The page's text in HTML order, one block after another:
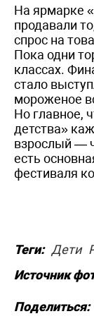
На ярмарке
продавали
спрос на
Пока одни
классах.
стало
мороженое
Но главное,
детства»
взрослый —
есть
фестиваля
Теги: Дети
Источник
Поделиться: